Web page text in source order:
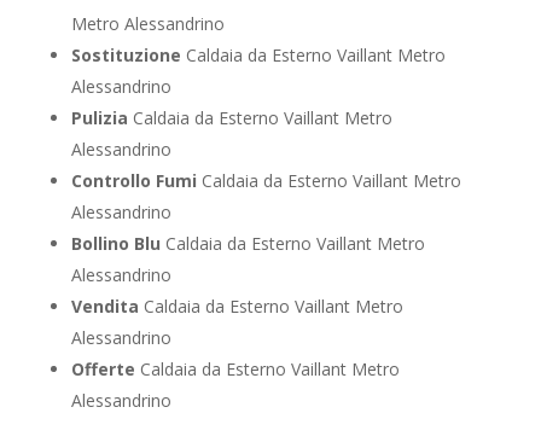
Metro Alessandrino
Sostituzione Caldaia da Esterno Vaillant Metro
Alessandrino
Pulizia Caldaia da Esterno Vaillant Metro
Alessandrino
Controllo Fumi Caldaia da Esterno Vaillant Metro
Alessandrino
Bollino Blu Caldaia da Esterno Vaillant Metro
Alessandrino
Vendita Caldaia da Esterno Vaillant Metro
Alessandrino
Offerte Caldaia da Esterno Vaillant Metro
Alessandrino